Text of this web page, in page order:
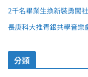
2千名畢業生換新裝勇闖
長庚科大推青銀共學音
分類